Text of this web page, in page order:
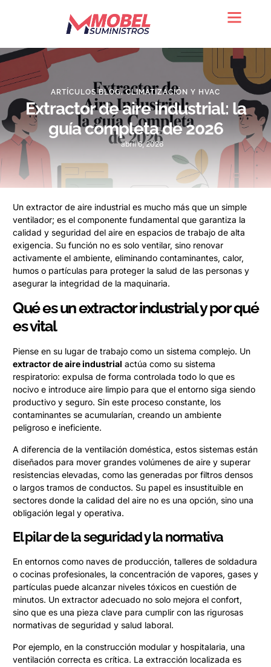
ARTÍCULOS BLOG,CLIMATIZACIÓN Y HVAC
Extractor de aire industrial: la
guía completa de 2026
abril 6, 2026
Un extractor de aire industrial es mucho más que un simple
ventilador; es el componente fundamental que garantiza la
calidad y seguridad del aire en espacios de trabajo de alta
exigencia. Su función no es solo ventilar, sino renovar
activamente el ambiente, eliminando contaminantes, calor,
humos o partículas para proteger la salud de las personas y
asegurar la integridad de la maquinaria.
Qué es un extractor industrial y por qué
es vital
Piense en su lugar de trabajo como un sistema complejo. Un
extractor de aire industrial actúa como su sistema
respiratorio: expulsa de forma controlada todo lo que es
nocivo e introduce aire limpio para que el entorno siga siendo
productivo y seguro. Sin este proceso constante, los
contaminantes se acumularían, creando un ambiente
peligroso e ineficiente.
A diferencia de la ventilación doméstica, estos sistemas están
diseñados para mover grandes volúmenes de aire y superar
resistencias elevadas, como las generadas por filtros densos
o largos tramos de conductos. Su papel es insustituible en
sectores donde la calidad del aire no es una opción, sino una
obligación legal y operativa.
El pilar de la seguridad y la normativa
En entornos como naves de producción, talleres de soldadura
o cocinas profesionales, la concentración de vapores, gases y
partículas puede alcanzar niveles tóxicos en cuestión de
minutos. Un extractor adecuado no solo mejora el confort,
sino que es una pieza clave para cumplir con las rigurosas
normativas de seguridad y salud laboral.
Por ejemplo, en la construcción modular y hospitalaria, una
ventilación correcta es crítica. La extracción localizada es